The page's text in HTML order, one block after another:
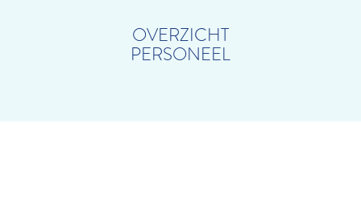
OVERZICHT
PERSONEEL